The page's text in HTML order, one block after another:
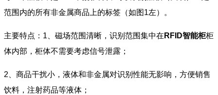
范围内的所有非金属商品上的标签（如图1左）。
主要特点：1、磁场范围清晰，识别范围集中在 RFID智能柜柜
体内部，柜体不需要考虑信号泄露；
2、商品干扰小，液体和非金属对识别性能无影响，方便销售
饮料，注射药品等液体；